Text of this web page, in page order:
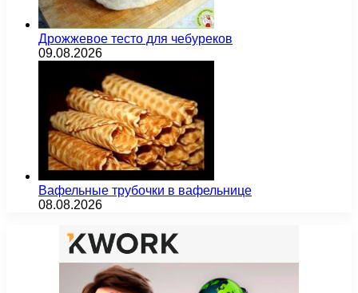
Дрожжевое тесто для чебуреков
09.08.2026
Вафельные трубочки в вафельнице
08.08.2026